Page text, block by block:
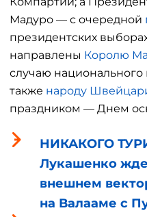
Мадуро — с очередной
президентских
направлены Королю
случаю
также народу
праздником — Днем
НИКАКОГО
Лукашенко
внешнем
на Валааме с